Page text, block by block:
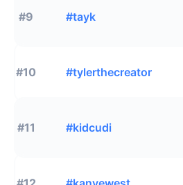
#9 #tayk
#10 #tylerthecreator
#11 #kidcudi